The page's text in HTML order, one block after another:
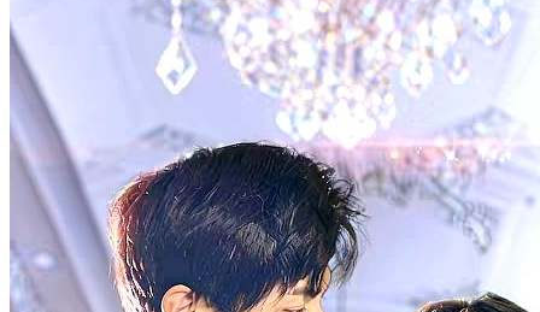
Kegilaan Romansa Dadakan
74 Episodes